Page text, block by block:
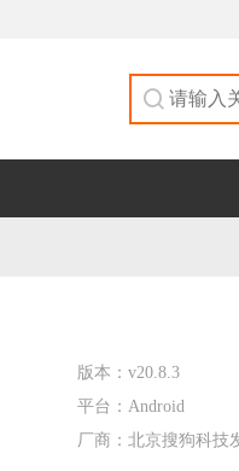
版本： v20.8.3
平台： Android
厂商： 北京搜狗科技